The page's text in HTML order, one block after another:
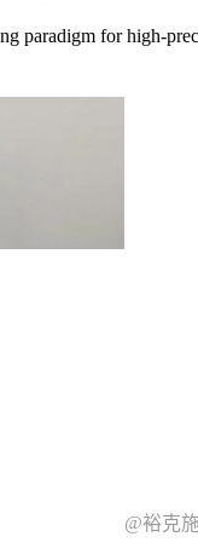
for high-
@裕克